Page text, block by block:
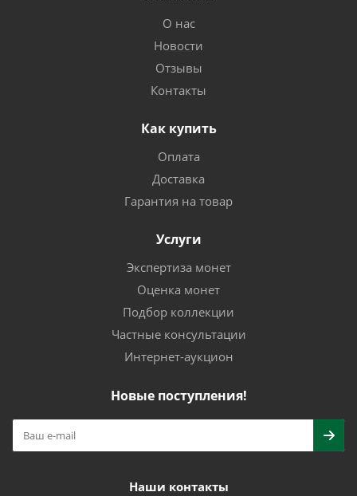
О нас
Новости
Отзывы
Контакты
Как купить
Оплата
Доставка
Гарантия на товар
Услуги
Экспертиза монет
Оценка монет
Подбор коллекции
Частные консультации
Интернет-аукцион
Новые поступления!
Наши контакты